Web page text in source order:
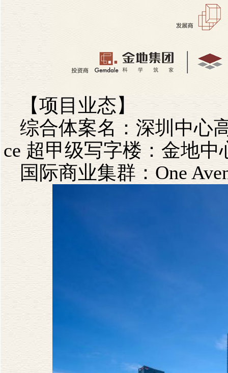
【项目业态】
综合体案名：深圳中心
ce 超甲级写字楼：金地中
国际商业集群： One